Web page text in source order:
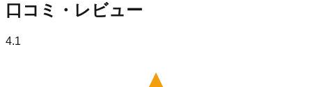
口コミ・レビュー
4.1